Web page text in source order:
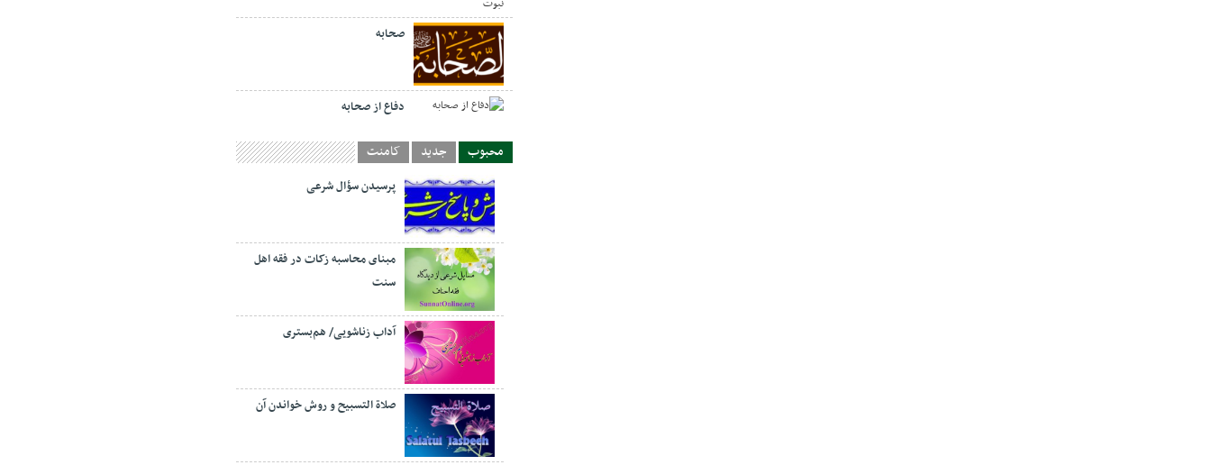
صحابه
دفاع از صحابه
محبوب جدید کامنت
پرسیدن سؤال شرعی
مبنای محاسبه زکات در فقه اهل
سنت
آداب زناشویی/ هم‌بستری
صلاة التسبيح و روش خواندن آن